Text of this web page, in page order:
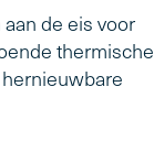
de eis voor
thermische